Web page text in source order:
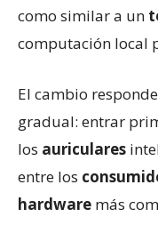
como similar a un
computación local
El cambio
gradual: entrar
los auriculares
entre los
hardware más